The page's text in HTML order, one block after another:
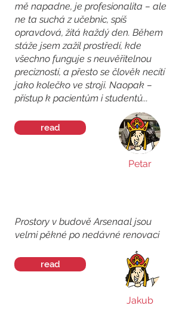
mě napadne, je profesionalita – ale
ne ta suchá z učebnic, spíš
opravdová, žitá každý den. Během
stáže jsem zažil prostředí, kde
všechno funguje s neuvěřitelnou
precizností, a přesto se člověk necítí
jako kolečko ve stroji. Naopak –
přístup k pacientům i studentů...
read
Petar
Prostory v budově Arsenaal jsou
velmi pěkné po nedávné renovaci
read
Jakub